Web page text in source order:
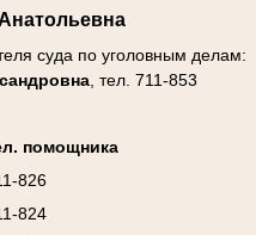
суда по уголовным делам:
, тел. 711-853
помощника
826
824